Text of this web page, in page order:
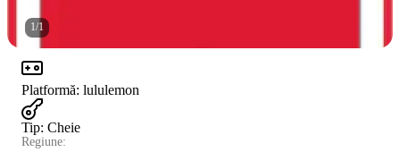
1/1
Platformă: lululemon
Tip: Cheie
Regiune: